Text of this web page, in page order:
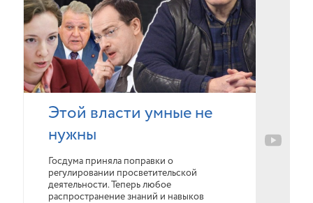
Этой власти умные не
нужны
Госдума приняла поправки о
регулировании просветительской
деятельности. Теперь любое
распространение знаний и навыков